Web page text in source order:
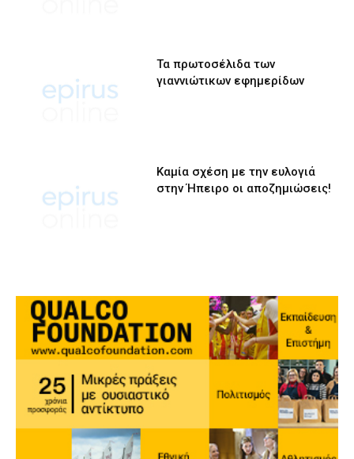
Τα πρωτοσέλιδα των
γιαννιώτικων εφημερίδων
Καμία σχέση με την ευλογιά
στην Ήπειρο οι αποζημιώσεις!